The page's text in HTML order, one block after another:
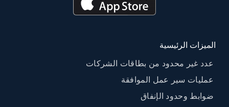
الميزات الرئيسية
عدد غير محدود من بطاقات الشركات
عمليات سير عمل الموافقة
ضوابط وحدود الإنفاق